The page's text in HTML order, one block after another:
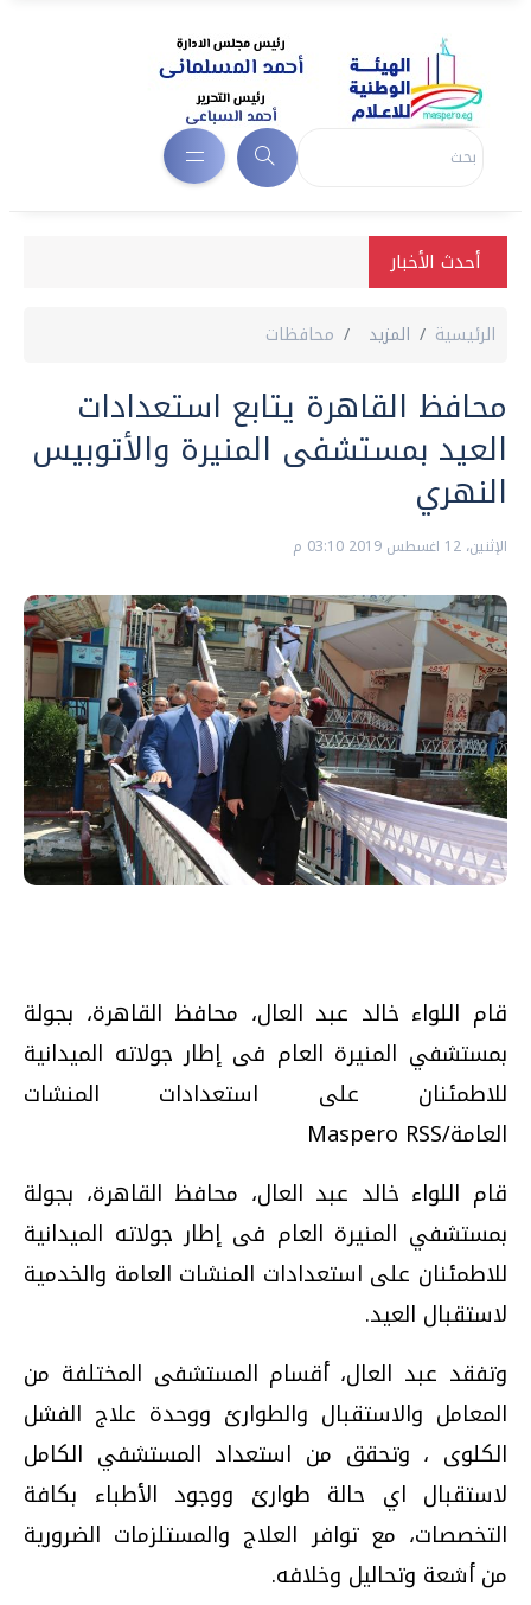
أحدث الأخبار
الرئيسية المزيد محافظات
محافظ القاهرة يتابع استعدادات
العيد بمستشفى المنيرة والأتوبيس
النهري
الإثنين، 12 اغسطس 2019 03:10 م
قام اللواء خالد عبد العال، محافظ القاهرة، بجولة
بمستشفي المنيرة العام فى إطار جولاته الميدانية
للاطمئنان على استعدادات المنشات
العامة/Maspero RSS
قام اللواء خالد عبد العال، محافظ القاهرة، بجولة
بمستشفي المنيرة العام فى إطار جولاته الميدانية
للاطمئنان على استعدادات المنشات العامة والخدمية
لاستقبال العيد.
وتفقد عبد العال، أقسام المستشفى المختلفة من
المعامل والاستقبال والطوارئ ووحدة علاج الفشل
الكلوى ، وتحقق من استعداد المستشفي الكامل
لاستقبال اي حالة طوارئ ووجود الأطباء بكافة
التخصصات، مع توافر العلاج والمستلزمات الضرورية
من أشعة وتحاليل وخلافه.